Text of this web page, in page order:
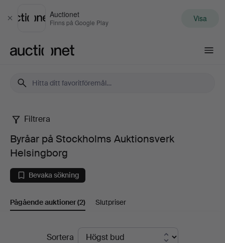
Stäng
Auctionet
Finns på Google Play Visa
Byråar
på
Stockholms
Auktionsverk
Filtrera
Byråar på Stockholms Auktionsverk
Helsingborg
Bevaka sökning
Pågående auktioner(2) Slutpriser
PågåendeSortera